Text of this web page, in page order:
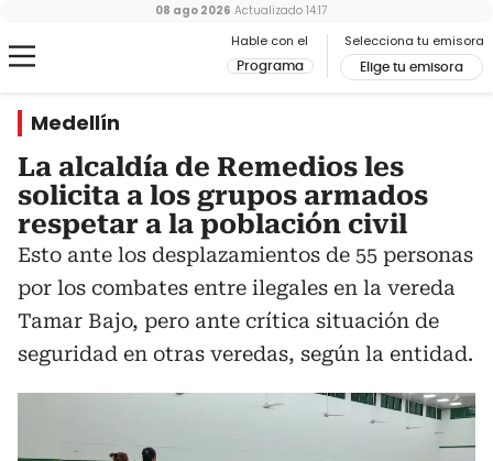
Hable con el
Programa
Selecciona tu emisora
Elige tu emisora
08 ago 2026 Actualizado 14:17
Medellín
La alcaldía de Remedios les
solicita a los grupos armados
respetar a la población civil
Esto ante los desplazamientos de 55 personas
por los combates entre ilegales en la vereda
Tamar Bajo, pero ante crítica situación de
seguridad en otras veredas, según la entidad.